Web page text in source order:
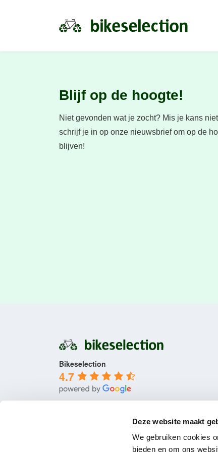
Deze website maakt
We gebruiken cookies
bieden en om ons
Blijf op de hoogte!
Niet gevonden wat je zocht? Mis je kans
schrijf je in op onze nieuwsbrief om op de
blijven!
Bikeselection
4.7